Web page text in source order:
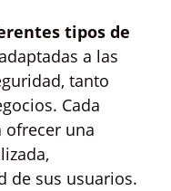
tipos de
a las
tanto
Cada
ofrecer una
de sus usuarios.